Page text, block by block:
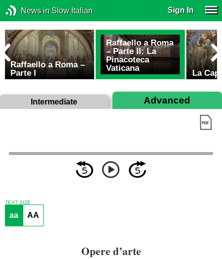
News in Slow Italian Sign In
Raffaello a Roma –
Parte I
Raffaello a Roma
– Parte II: La
Pinacoteca
Vaticana
La
Intermediate Advanced
TEXT SIZE
aa AA
Opere d’arte